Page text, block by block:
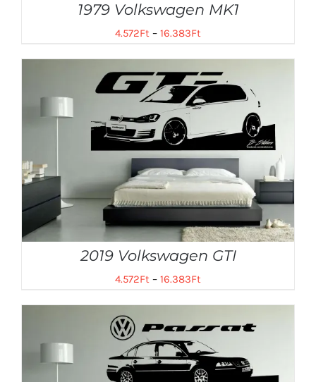
1979 Volkswagen MK1
4.572Ft – 16.383Ft
2019 Volkswagen GTI
4.572Ft – 16.383Ft